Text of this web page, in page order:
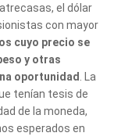
el dólar
con mayor
cuyo precio se
y otras
oportunidad
. La
tenían tesis de
de la moneda,
esperados en